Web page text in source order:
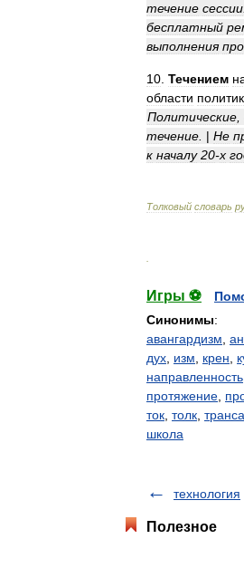
течение сессии
бесплатный
выполнения
10 Течением
области
Политические
течение | Не
к началу 20-х
Толковый словарь
Игры ⚽
Синонимы:
авангардизм
дух изм крен
направленность
протяжение
ток толк
школа
технология
Полезное